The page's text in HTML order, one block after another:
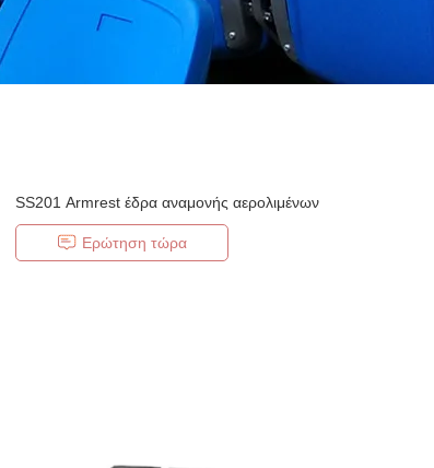
SS201 Armrest έδρα αναμονής αερολιμένων
Ερώτηση τώρα